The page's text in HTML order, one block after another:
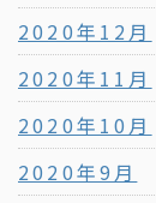
2020年12月
2020年11月
2020年10月
2020年9月